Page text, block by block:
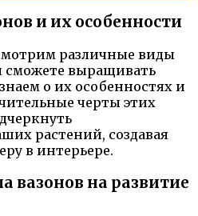
и их особенности
различные виды
сможете выращивать
о их особенностях и
черты этих
растений, создавая
в интерьере.
вазонов на развитие